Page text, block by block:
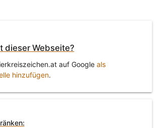
dieser Webseite?
auf Google als
hinzufügen.